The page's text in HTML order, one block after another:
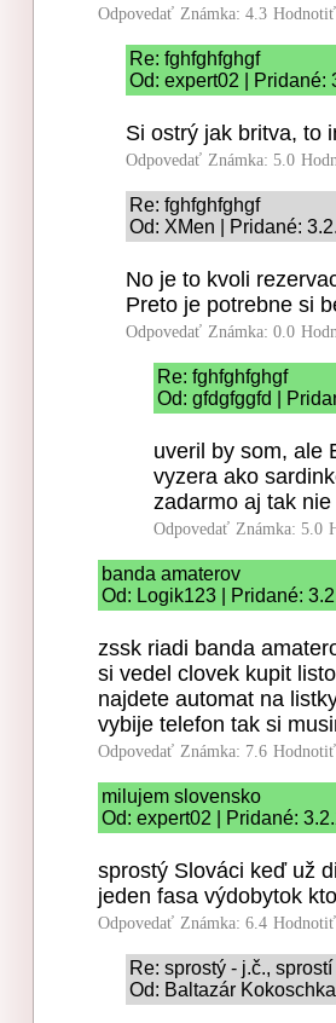
Odpovedať Známka: 4.3
Re: fghfghfghgf
Od: expert02 | Pridané:
Si ostrý jak britva, to
Odpovedať Známka: 5.0
Re: fghfghfghgf
Od: XMen | Pridané:
No je to kvoli
Preto je potrebne si
Odpovedať Známka: 0.0
Re: fghfghfghgf
Od: gfdgfggfd |
uveril by som, ale
vyzera ako
zadarmo aj tak
Odpovedať Známka: 5.0
banda amaterov
Od: Logik123 | Pridané:
zssk riadi banda
si vedel clovek kupit
najdete automat na
vybije telefon tak si
Odpovedať Známka: 7.6
milujem slovensko
Od: expert02 | Pridané:
sprostý Slováci keď už
jeden fasa výdobytok
Odpovedať Známka: 6.4
Re: sprostý - j.č.,
Od: Baltazár